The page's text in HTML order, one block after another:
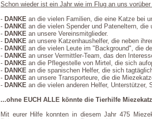
Schon wieder ist ein Jahr wie im Flug an uns
- DANKE an die vielen Familien, die eine Katze bei
- DANKE an die vielen Spender und Pateneltern,
- DANKE an unsere Vereinsmitglieder.
- DANKE an unsere Katzenhaushelfer, die neben
- DANKE an die vielen Leute im "Background", die
- DANKE an unser Vermittler-Team, das den
- DANKE an die Pflegestelle von Mirtel, die sich
- DANKE an die spanischen Helfer, die sich
- DANKE an unsere Transporteure, die die
- DANKE an die vielen anderen Helfer, Unterstützer,
...ohne EUCH ALLE könnte die Tierhilfe
Mit eurer Hilfe konnten in diesem Jahr 475